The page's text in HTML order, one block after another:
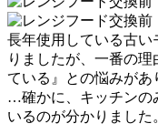
長年使用している古
りましたが、 一番の理
ている』との悩みがあ
…確かに、キッチンの
いるのが分かりました